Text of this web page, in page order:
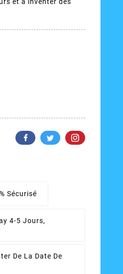
Sécurisé
4-5 Jours,
De La Date De